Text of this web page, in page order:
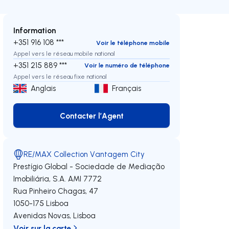
Information
+351 916 108 ***
Voir le téléphone mobile
Appel vers le réseau mobile national
+351 215 889 ***
Voir le numéro de téléphone
Appel vers le réseau fixe national
Anglais Français
Contacter l’Agent
Contacter l’Agent
RE/MAX Collection Vantagem City
Prestígio Global - Sociedade de Mediação
Imobiliária, S.A. AMI 7772
Rua Pinheiro Chagas, 47
1050-175 Lisboa
Avenidas Novas,Lisboa